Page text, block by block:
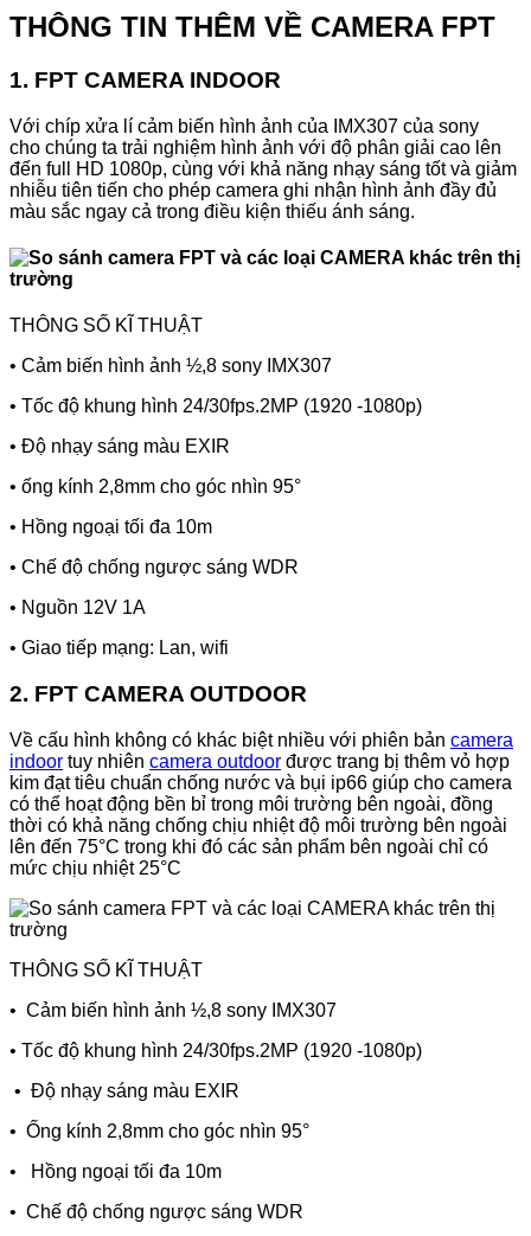
THÔNG TIN THÊM VỀ CAMERA FPT
1. FPT CAMERA INDOOR
Với chíp xửa lí cảm biến hình ảnh của IMX307 của sony
cho chúng ta trải nghiệm hình ảnh với độ phân giải cao lên
đến full HD 1080p, cùng với khả năng nhạy sáng tốt và giảm
nhiễu tiên tiến cho phép camera ghi nhận hình ảnh đầy đủ
màu sắc ngay cả trong điều kiện thiếu ánh sáng.
THÔNG SỐ KĨ THUẬT
• Cảm biến hình ảnh ½,8 sony IMX307
• Tốc độ khung hình 24/30fps.2MP (1920 -1080p)
• Độ nhạy sáng màu EXIR
• ống kính 2,8mm cho góc nhìn 95°
• Hồng ngoại tối đa 10m
• Chế độ chống ngược sáng WDR
• Nguồn 12V 1A
• Giao tiếp mạng: Lan, wifi
2. FPT CAMERA OUTDOOR
Về cấu hình không có khác biệt nhiều với phiên bản camera
indoor tuy nhiên camera outdoor được trang bị thêm vỏ hợp
kim đạt tiêu chuẩn chống nước và bụi ip66 giúp cho camera
có thể hoạt động bền bỉ trong môi trường bên ngoài, đồng
thời có khả năng chống chịu nhiệt độ môi trường bên ngoài
lên đến 75°C trong khi đó các sản phẩm bên ngoài chỉ có
mức chịu nhiệt 25°C
THÔNG SỐ KĨ THUẬT
• Cảm biến hình ảnh ½,8 sony IMX307
• Tốc độ khung hình 24/30fps.2MP (1920 -1080p)
• Độ nhạy sáng màu EXIR
• Ống kính 2,8mm cho góc nhìn 95°
• Hồng ngoại tối đa 10m
• Chế độ chống ngược sáng WDR